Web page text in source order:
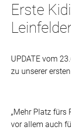
Erste
UPDATE vom
zu unserer
„Mehr Platz fürs
vor allem auch